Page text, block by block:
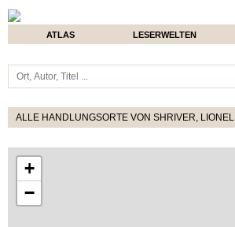
ATLAS LESERWELTEN
ALLE HANDLUNGSORTE VON SHRIVER, LIONEL
+
−